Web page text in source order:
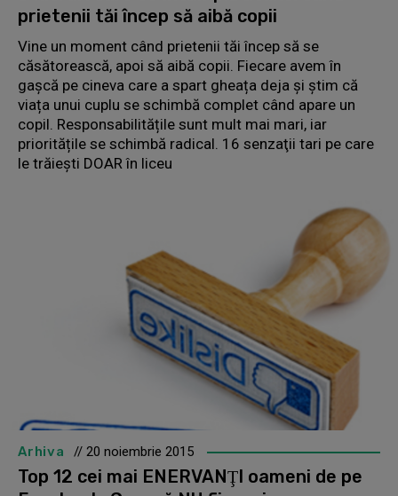
prietenii tăi încep să aibă copii
Vine un moment când prietenii tăi încep să se
căsătorească, apoi să aibă copii. Fiecare avem în
gașcă pe cineva care a spart gheața deja și știm că
viața unui cuplu se schimbă complet când apare un
copil. Responsabilitățile sunt mult mai mari, iar
prioritățile se schimbă radical. 16 senzaţii tari pe care
le trăieşti DOAR în liceu
Arhiva // 20 noiembrie 2015
Top 12 cei mai ENERVANŢI oameni de pe